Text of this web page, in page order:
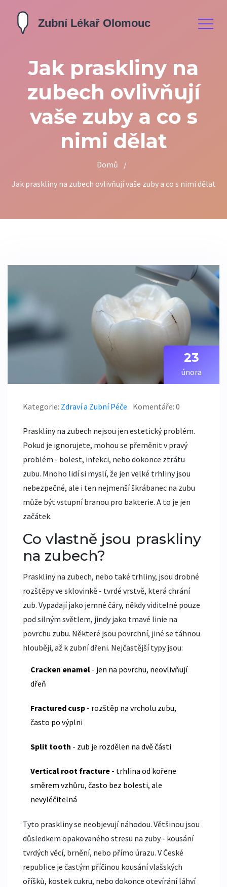
Jak praskliny na
zubech ovlivňují
vaše zuby a co s
nimi dělat
Domů
/
Jak praskliny na zubech ovlivňují vaše zuby a co s nimi dělat
23
února
Kategorie: Zdraví a Zubní Péče Komentáře: 0
Praskliny na zubech nejsou jen estetický problém.
Pokud je ignorujete, mohou se přeměnit v pravý
problém - bolest, infekci, nebo dokonce ztrátu
zubu. Mnoho lidí si myslí, že jen velké trhliny jsou
nebezpečné, ale i ten nejmenší škrábanec na zubu
může být vstupní branou pro bakterie. A to je jen
začátek.
Co vlastně jsou praskliny
na zubech?
Praskliny na zubech, nebo také trhliny, jsou drobné
rozštěpy ve sklovinkě - tvrdé vrstvě, která chrání
zub. Vypadají jako jemné čáry, někdy viditelné pouze
pod silným světlem, jindy jako tmavé linie na
povrchu zubu. Některé jsou povrchní, jiné se táhnou
hlouběji, až k zubní dřeni. Nejčastější typy jsou:
Cracken enamel - jen na povrchu, neovlivňují
dřeň
Fractured cusp - rozštěp na vrcholu zubu,
často po výplni
Split tooth - zub je rozdělen na dvě části
Vertical root fracture - trhlina od kořene
směrem vzhůru, často bez bolesti, ale
nevyléčitelná
Tyto praskliny se neobjevují náhodou. Většinou jsou
důsledkem opakovaného stresu na zuby - kousání
tvrdých věcí, brnění, nebo přímo úrazu. V České
republice je častým příčinou kousání vlašských
oříšků, kostek cukru, nebo dokonce otevírání láhví